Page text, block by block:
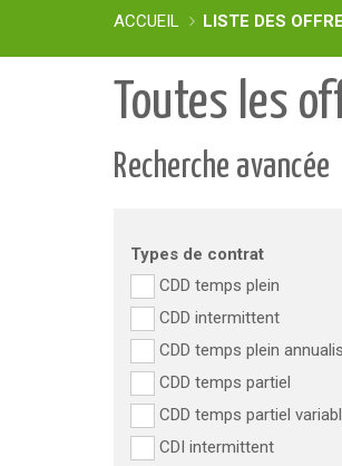
ACCUEIL LISTE DES
Toutes les
Recherche avancée
Types de contrat
CDD temps plein
CDD intermittent
CDD temps plein
CDD temps partiel
CDD temps partiel
CDI intermittent